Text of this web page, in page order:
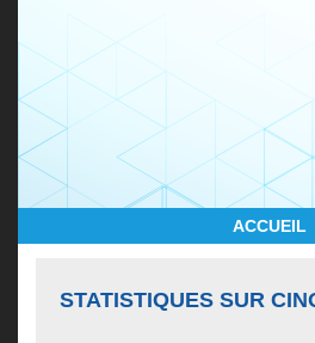
ACCUEIL
STATISTIQUES SUR